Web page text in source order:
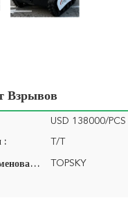
Взрывов
USD 138000/PCS
: T/T
Фирменное наименование: TOPSKY